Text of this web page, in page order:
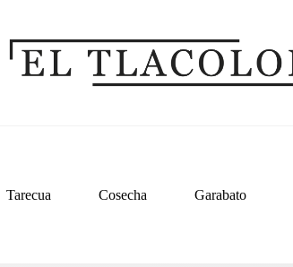
Tarecua Cosecha Garabato